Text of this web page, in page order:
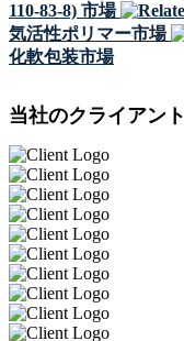
110-83-8) 市場
気活性ポリマー市場
化軟包装市場
当社のクライアント